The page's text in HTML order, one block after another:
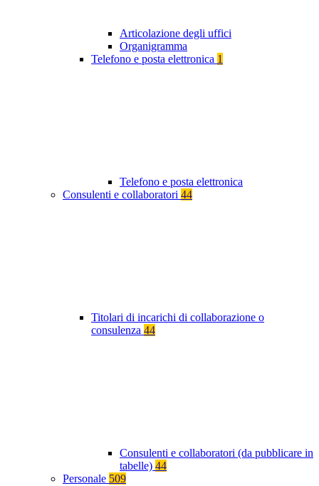
Articolazione degli uffici
Organigramma
Telefono e posta elettronica 1
Telefono e posta elettronica
Consulenti e collaboratori 44
Titolari di incarichi di collaborazione o
consulenza 44
Consulenti e collaboratori (da pubblicare in
tabelle) 44
Personale 509